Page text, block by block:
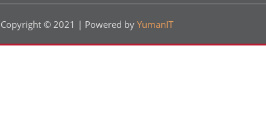
Copyright © 2021 | Powered by YumanIT